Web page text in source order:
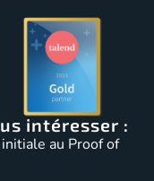
intéresser :
initiale au Proof of